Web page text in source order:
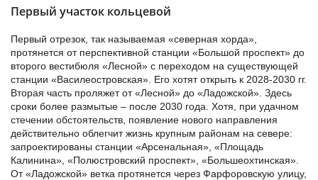
Первый участок кольцевой
Первый отрезок, так называемая «северная хорда»,
протянется от перспективной станции «Большой проспект» до
второго вестибюля «Лесной» с переходом на существующей
станции «Василеостровская». Его хотят открыть к 2028-2030 гг.
Вторая часть проляжет от «Лесной» до «Ладожской». Здесь
сроки более размытые – после 2030 года. Хотя, при удачном
стечении обстоятельств, появление нового направления
действительно облегчит жизнь крупным районам на севере:
запроектированы станции «Арсенальная», «Площадь
Калинина», «Полюстровский проспект», «Большеохтинская».
От «Ладожской» ветка протянется через Фарфоровскую улицу,